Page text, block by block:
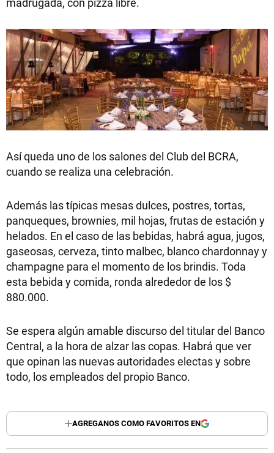
Así queda uno de los salones del Club del BCRA,
cuando se realiza una celebración.
Además las típicas mesas dulces, postres, tortas,
panqueques, brownies, mil hojas, frutas de estación y
helados. En el caso de las bebidas, habrá agua, jugos,
gaseosas, cerveza, tinto malbec, blanco chardonnay y
champagne para el momento de los brindis. Toda
esta bebida y comida, ronda alrededor de los $
880.000.
Se espera algún amable discurso del titular del Banco
Central, a la hora de alzar las copas. Habrá que ver
que opinan las nuevas autoridades electas y sobre
todo, los empleados del propio Banco.
AGREGANOS COMO FAVORITOS EN